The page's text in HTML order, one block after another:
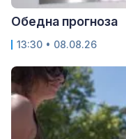
Обедна прогноза
13:30 • 08.08.26